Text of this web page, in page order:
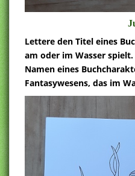
Lettere den Titel eines
am oder im Wasser
Namen eines
Fantasywesens, das im